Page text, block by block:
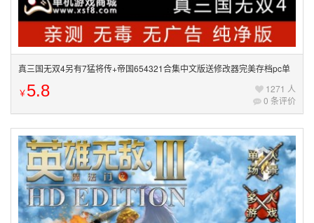
真三国无双4另有7猛将传+帝国654321合集中文版送修改器完美存档pc单
机电脑游戏
￥5.8
1271 人
0 条评价